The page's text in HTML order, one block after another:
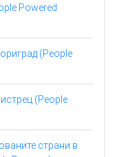
Powered
(People
(People
страни в